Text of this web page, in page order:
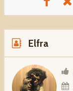
Elfra